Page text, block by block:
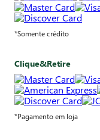
*Somente crédito
Clique&Retire
*Pagamento em loja